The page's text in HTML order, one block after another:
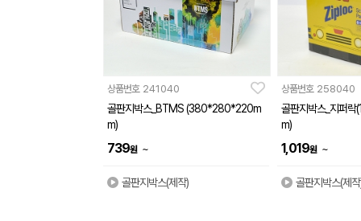
상품번호 241040
골판지박스_BTMS (380*280*220m
m)
739원 ~
골판지박스(제작)
상품번호 258040
골판지박스_지퍼
m)
1,019원 ~
골판지박스(제